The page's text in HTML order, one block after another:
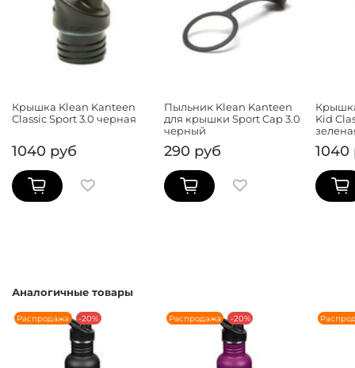
Крышка Klean Kanteen
Classic Sport 3.0 черная
1040 руб
Пыльник Klean Kanteen
для крышки Sport Cap 3.0
черный
290 руб
Kid
1040
Аналогичные товары
Распродажа -20% Распродажа -20%